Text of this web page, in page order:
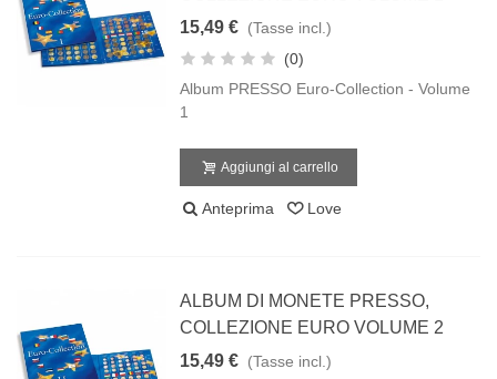
15,49 € (Tasse incl.)
(0)
Album PRESSO Euro-Collection - Volume
1
Aggiungi al carrello
Anteprima Love
ALBUM DI MONETE PRESSO,
COLLEZIONE EURO VOLUME 2
15,49 € (Tasse incl.)